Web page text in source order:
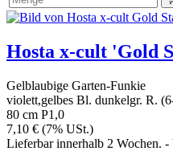
Hosta x-cult 'Gold
Gelblaubige Garten-Funkie
violett,gelbes Bl. dunkelgr. R.
80 cm P1,0
7,10 € (7% USt.)
Lieferbar innerhalb 2 Wochen.